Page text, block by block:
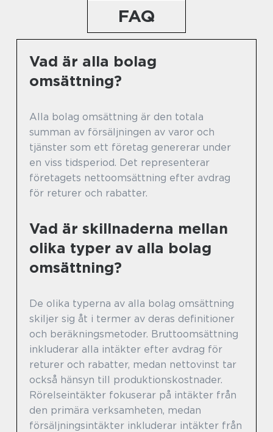
FAQ
Vad är alla bolag
omsättning?
Alla bolag omsättning är den totala
summan av försäljningen av varor och
tjänster som ett företag genererar under
en viss tidsperiod. Det representerar
företagets nettoomsättning efter avdrag
för returer och rabatter.
Vad är skillnaderna mellan
olika typer av alla bolag
omsättning?
De olika typerna av alla bolag omsättning
skiljer sig åt i termer av deras definitioner
och beräkningsmetoder. Bruttoomsättning
inkluderar alla intäkter efter avdrag för
returer och rabatter, medan nettovinst tar
också hänsyn till produktionskostnader.
Rörelseintäkter fokuserar på intäkter från
den primära verksamheten, medan
försäljningsintäkter inkluderar intäkter från